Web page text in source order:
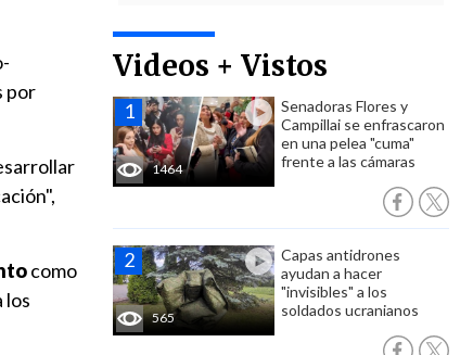
Videos + Vistos
1464
Senadoras Flores y
Campillai se enfrascaron
en una pelea "cuma"
frente a las cámaras
565
Capas antidrones
ayudan a hacer
"invisibles" a los
soldados ucranianos
por
como
los